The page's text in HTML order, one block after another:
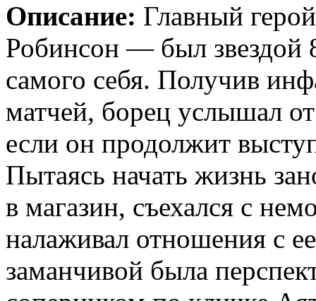
Описание: Главный
Робинсон — был звездой
самого себя. Получив
матчей, борец услышал
если он продолжит
Пытаясь начать жизнь
в магазин, съехался с
налаживал отношения с
заманчивой была